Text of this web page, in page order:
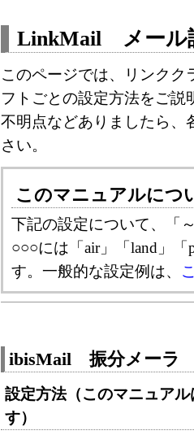
LinkMail メール
このページでは、リンク
フトごとの設定方法をご説
不明点などありましたら、
さい。
このマニュアルにつ
下記の設定について、「
○○○には「air」「land」
す。一般的な設定例は、
ibisMail 振分メーラ
設定方法（このマニュア
す）